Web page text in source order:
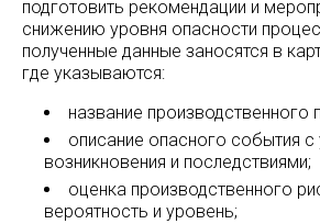
подготовить рекомендации и
снижению уровня опасности
полученные данные заносятся в
где указываются:
название производственного
описание опасного события с
возникновения и последствиями;
оценка производственного
вероятность и уровень;